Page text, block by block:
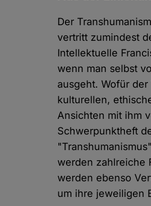
Der
vertritt zumindest
Intellektuelle
wenn man selbst
ausgeht. Wofür
kulturellen,
Ansichten mit ihm
Schwerpunktheft
werden zahlreiche
werden ebenso
um ihre jeweiligen